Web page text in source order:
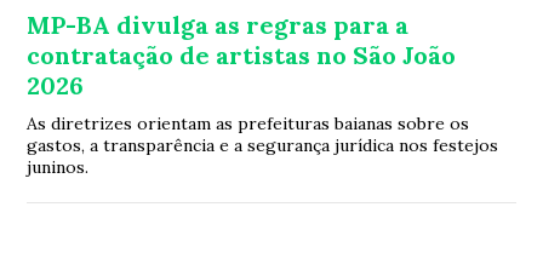
MP-BA divulga as regras para a
contratação de artistas no São João
2026
As diretrizes orientam as prefeituras baianas sobre os
gastos, a transparência e a segurança jurídica nos festejos
juninos.